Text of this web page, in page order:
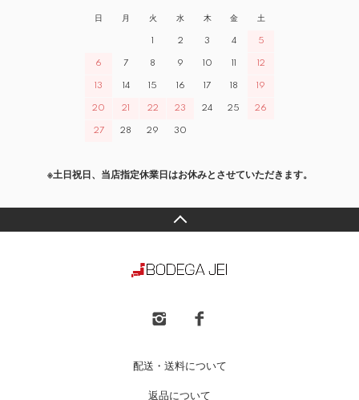
日 月 火 水 木 金 土
1 2 3 4 5
6 7 8 9 10 11 12
13 14 15 16 17 18 19
20 21 22 23 24 25 26
27 28 29 30
※土日祝日、当店指定休業日はお休みとさせていただきます。
配送・送料について
返品について